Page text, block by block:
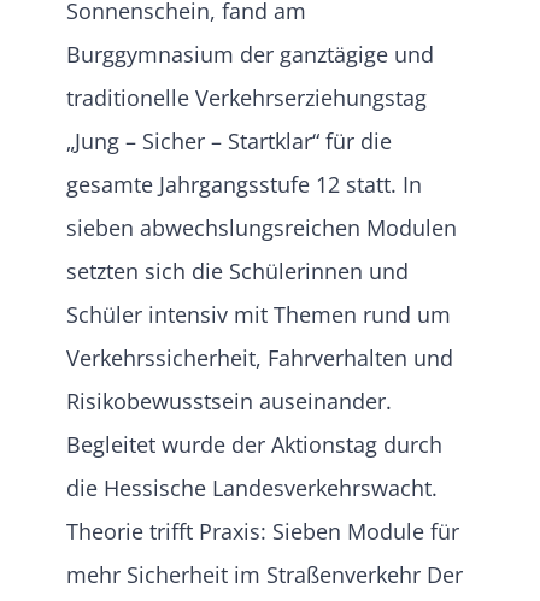
Sonnenschein, fand am
Burggymnasium der ganztägige und
traditionelle Verkehrserziehungstag
„Jung – Sicher – Startklar“ für die
gesamte Jahrgangsstufe 12 statt. In
sieben abwechslungsreichen Modulen
setzten sich die Schülerinnen und
Schüler intensiv mit Themen rund um
Verkehrssicherheit, Fahrverhalten und
Risikobewusstsein auseinander.
Begleitet wurde der Aktionstag durch
die Hessische Landesverkehrswacht.
Theorie trifft Praxis: Sieben Module für
mehr Sicherheit im Straßenverkehr Der